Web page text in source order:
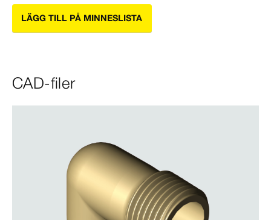
LÄGG TILL PÅ MINNESLISTA
CAD-filer